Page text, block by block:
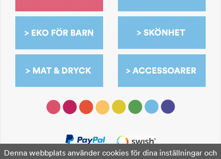
Denna webbplats använder cookies för dina inställningar och